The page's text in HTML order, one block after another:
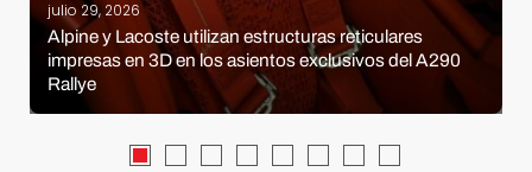
julio 29, 2026
Alpine y Lacoste utilizan estructuras reticulares
impresas en 3D en los asientos exclusivos del A290
Rallye